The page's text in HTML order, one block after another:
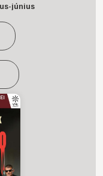
június